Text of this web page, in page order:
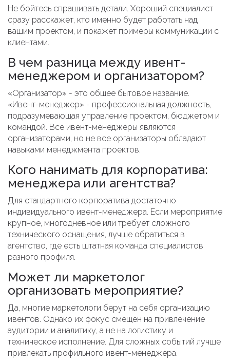
Не бойтесь спрашивать детали. Хороший специалист
сразу расскажет, кто именно будет работать над
вашим проектом, и покажет примеры коммуникации с
клиентами.
В чем разница между ивент-
менеджером и организатором?
«Организатор» - это общее бытовое название.
«Ивент-менеджер» - профессиональная должность,
подразумевающая управление проектом, бюджетом и
командой. Все ивент-менеджеры являются
организаторами, но не все организаторы обладают
навыками менеджмента проектов.
Кого нанимать для корпоратива:
менеджера или агентства?
Для стандартного корпоратива достаточно
индивидуального ивент-менеджера. Если мероприятие
крупное, многодневное или требует сложного
технического оснащения, лучше обратиться в
агентство, где есть штатная команда специалистов
разного профиля.
Может ли маркетолог
организовать мероприятие?
Да, многие маркетологи берут на себя организацию
ивентов. Однако их фокус смещен на привлечение
аудитории и аналитику, а не на логистику и
техническое исполнение. Для сложных событий лучше
привлекать профильного ивент-менеджера.